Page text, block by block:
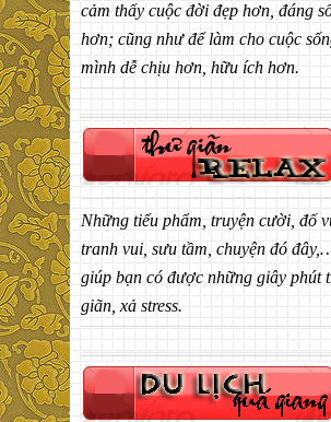
cảm thấy cuộc đời đẹp hơn, đáng
hơn; cũng như để làm cho cuộc
mình dễ chịu hơn, hữu ích hơn.
Những tiểu phẩm, truyện cười, đố
tranh vui, sưu tầm, chuyện đó
giúp bạn có được những giây phút
giãn, xả stress.